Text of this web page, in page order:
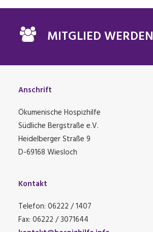
MITGLIED WERDEN
Anschrift
Ökumenische Hospizhilfe
Südliche Bergstraße e.V.
Heidelberger Straße 9
D-69168 Wiesloch
Kontakt
Telefon: 06222 / 1407
Fax: 06222 / 3071644